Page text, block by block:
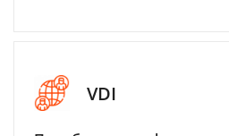
VDI